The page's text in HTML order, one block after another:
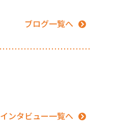
ブログ一覧へ
インタビュー一覧へ